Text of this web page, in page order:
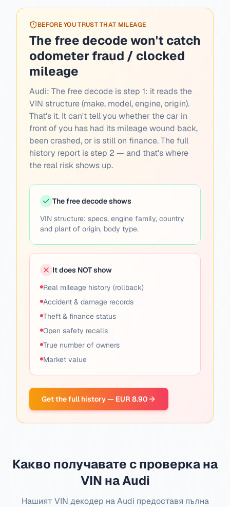
BEFORE YOU TRUST THAT MILEAGE
The free decode won't catch
odometer fraud / clocked
mileage
Audi: The free decode is step 1: it reads the
VIN structure (make, model, engine, origin).
That's it. It can't tell you whether the car in
front of you has had its mileage wound back,
been crashed, or is still on finance. The full
history report is step 2 — and that's where
the real risk shows up.
The free decode shows
VIN structure: specs, engine family, country
and plant of origin, body type.
It does NOT show
Real mileage history (rollback)
Accident & damage records
Theft & finance status
Open safety recalls
True number of owners
Market value
Get the full history — EUR 8.90
Какво получавате с проверка на
VIN на Audi
Нашият VIN декодер на Audi предоставя пълна